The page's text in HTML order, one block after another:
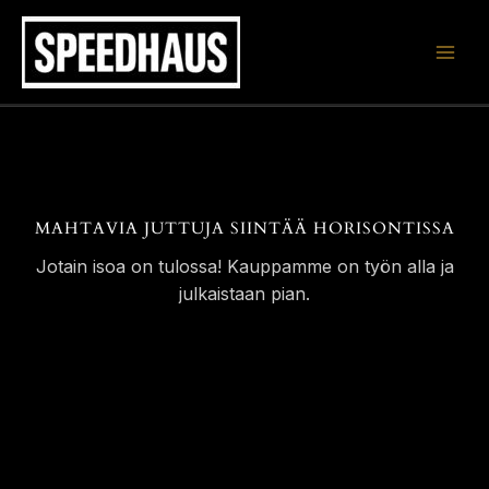
Siirry
sisältöön
MAHTAVIA JUTTUJA SIINTÄÄ HORISONTISSA
Jotain isoa on tulossa! Kauppamme on työn alla ja
julkaistaan pian.